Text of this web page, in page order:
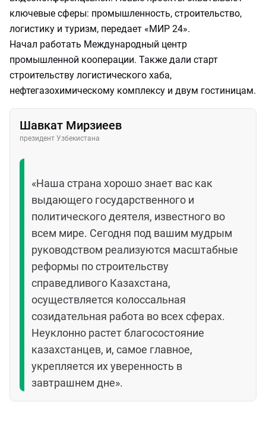
ключевые сферы: промышленность, строительство,
логистику и туризм, передает «МИР 24».
Начал работать Международный центр
промышленной кооперации. Также дали старт
строительству логистического хаба,
нефтегазохимическому комплексу и двум гостиницам.
Шавкат Мирзиеев
президент Узбекистана
«Наша страна хорошо знает вас как
выдающего государственного и
политического деятеля, известного во
всем мире. Сегодня под вашим мудрым
руководством реализуются масштабные
реформы по строительству
справедливого Казахстана,
осуществляется колоссальная
созидательная работа во всех сферах.
Неуклонно растет благосостояние
казахстанцев, и, самое главное,
укрепляется их уверенность в
завтрашнем дне».